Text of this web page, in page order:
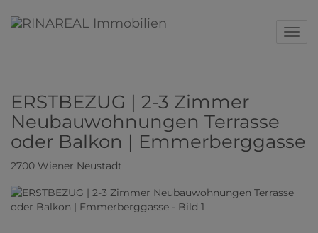
ERSTBEZUG | 2-3 Zimmer
Neubauwohnungen Terrasse
oder Balkon | Emmerberggasse
2700 Wiener Neustadt